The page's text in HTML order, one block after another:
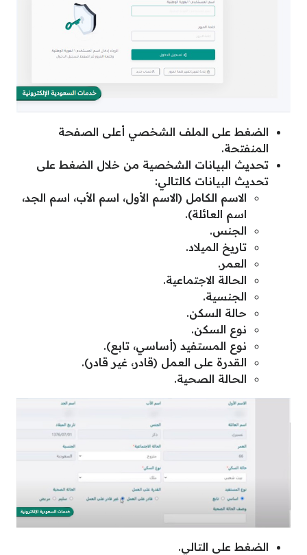
الضغط على الملف الشخصي أعلى الصفحة
المنفتحة.
تحديث البيانات الشخصية من خلال الضغط على
تحديث البيانات كالتالي:
الاسم الكامل (الاسم الأول، اسم الأب، اسم الجد،
اسم العائلة).
الجنس.
تاريخ الميلاد.
العمر.
الحالة الاجتماعية.
الجنسية.
حالة السكن.
نوع السكن.
نوع المستفيد (أساسي، تابع).
القدرة على العمل (قادر، غير قادر).
الحالة الصحية.
الضغط على التالي.